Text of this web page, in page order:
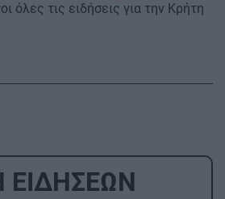
όλες τις ειδήσεις για την Κρήτη
ΕΙΔΗΣΕΩΝ